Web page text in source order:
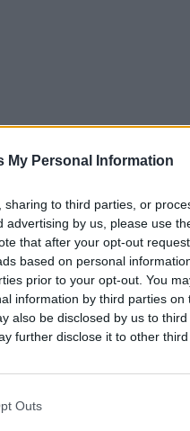
My Personal Information
to third parties, or
advertising by us, please use
that after your opt-out
based on personal
prior to your opt-out. You
information by third parties on
also be disclosed by us to
further disclose it to other third
Outs